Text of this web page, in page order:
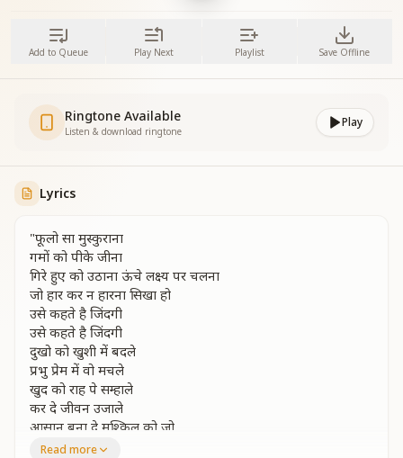
Add to Queue Play Next Playlist Save Offline
Ringtone Available
Listen & download ringtone
Play
Lyrics
"फूलो सा मुस्कुराना
गमों को पीके जीना
गिरे हुए को उठाना ऊंचे लक्ष्य पर चलना
जो हार कर न हारना सिखा हो
उसे कहते है जिंदगी
उसे कहते है जिंदगी
दुखो को खुशी में बदले
प्रभु प्रेम में वो मचले
खुद को राह पे सम्हाले
कर दे जीवन उजाले
आसान बना दे मुश्किल को जो
उसे कहते है जिंदगी
Read more